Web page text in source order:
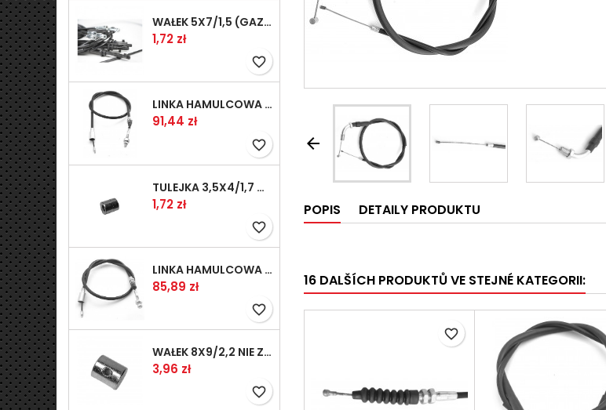
WAŁEK 5X7/1,5 (GAZ WSK)(PR5)
Cena
1,72 zł
favorite_border
LINKA HAMULCOWA PRZYCZEPY KNOTT 1240/1030 33921-1.11S
Cena
91,44 zł
favorite_border
TULEJKA 3,5X4/1,7 GAZÓW -OCYNK
Cena
1,72 zł
favorite_border
LINKA HAMULCOWA PRZYCZEPY KNOTT 1040/830 33921-1.07S
Cena
85,89 zł
favorite_border
WAŁEK 8X9/2,2 NIE ZAMAWIAĆ
Cena
3,96 zł
favorite_border

POPIS DETAILY PRODUKTU
16 DALŠÍCH PRODUKTŮ VE STEJNÉ KATEGORII:
favorite_border